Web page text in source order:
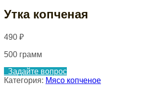
Утка копченая
490 ₽
500 грамм
Задайте вопрос
Категория: Мясо копченое